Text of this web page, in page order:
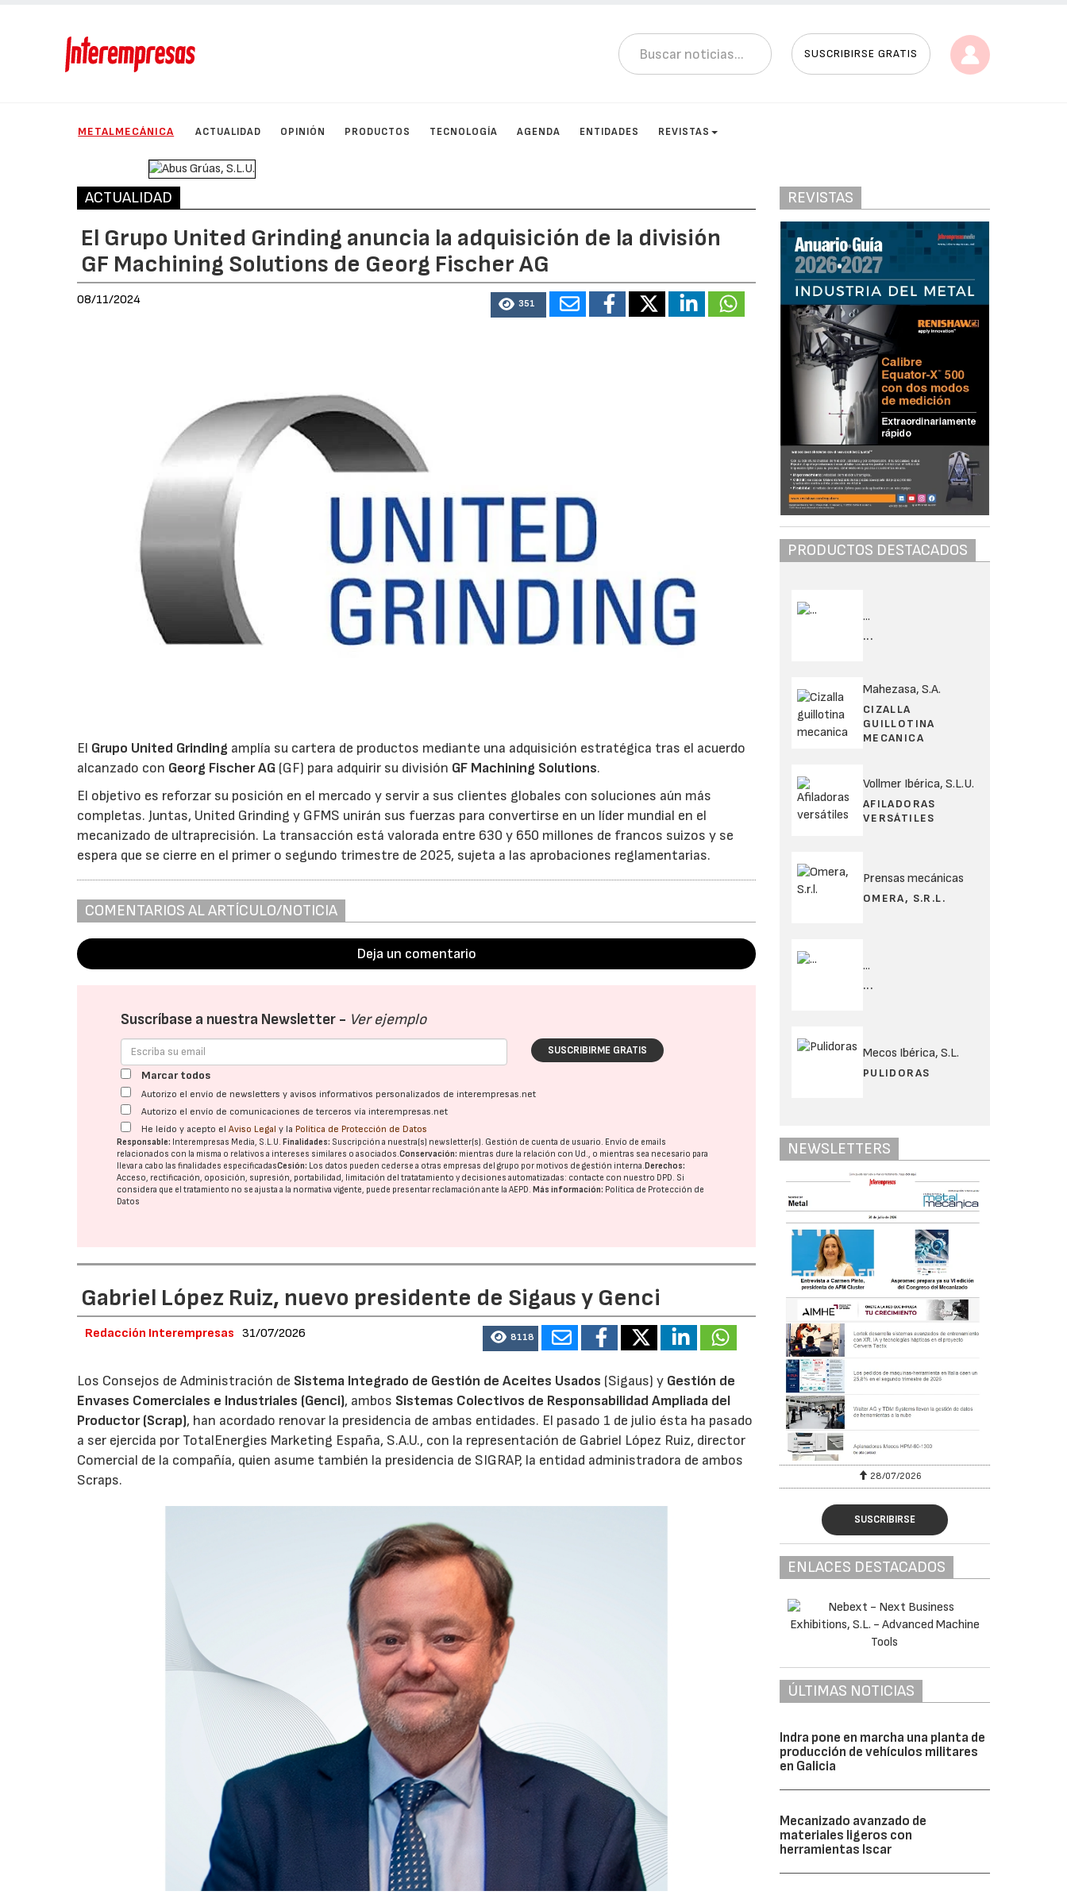
SUSCRIBIRSE GRATIS
METALMECÁNICA ACTUALIDAD OPINIÓN PRODUCTOS TECNOLOGÍA AGENDA ENTIDADES REVISTAS
ACTUALIDAD
El Grupo United Grinding anuncia la adquisición de la división
GF Machining Solutions de Georg Fischer AG
08/11/2024 351
El Grupo United Grinding amplía su cartera de productos mediante una adquisición estratégica tras el acuerdo
alcanzado con Georg Fischer AG (GF) para adquirir su división GF Machining Solutions.
El objetivo es reforzar su posición en el mercado y servir a sus clientes globales con soluciones aún más
completas. Juntas, United Grinding y GFMS unirán sus fuerzas para convertirse en un líder mundial en el
mecanizado de ultraprecisión. La transacción está valorada entre 630 y 650 millones de francos suizos y se
espera que se cierre en el primer o segundo trimestre de 2025, sujeta a las aprobaciones reglamentarias.
COMENTARIOS AL ARTÍCULO/NOTICIA
Deja un comentario
Suscríbase a nuestra Newsletter - Ver ejemplo
SUSCRIBIRME GRATIS
Marcar todos
Autorizo el envío de newsletters y avisos informativos personalizados de interempresas.net
Autorizo el envío de comunicaciones de terceros vía interempresas.net
He leído y acepto elAviso Legal y la Política de Protección de Datos
Responsable: Interempresas Media, S.L.U.Finalidades: Suscripción a nuestra(s) newsletter(s). Gestión de cuenta de usuario. Envío de emails
relacionados con la misma o relativos a intereses similares o asociados.Conservación: mientras dure la relación con Ud., o mientras sea necesario para
llevar a cabo las finalidades especificadasCesión: Los datos pueden cederse a otras empresas del grupo por motivos de gestión interna.Derechos:
Acceso, rectificación, oposición, supresión, portabilidad, limitación del tratatamiento y decisiones automatizadas: contacte con nuestro DPD. Si
considera que el tratamiento no se ajusta a la normativa vigente, puede presentar reclamación ante laAEPD.Más información: Política de Protección de
Datos
Gabriel López Ruiz, nuevo presidente de Sigaus y Genci
Redacción Interempresas 31/07/2026 8118
Los Consejos de Administración de Sistema Integrado de Gestión de Aceites Usados (Sigaus) y Gestión de
Envases Comerciales e Industriales (Genci), ambos Sistemas Colectivos de Responsabilidad Ampliada del
Productor (Scrap), han acordado renovar la presidencia de ambas entidades. El pasado 1 de julio ésta ha pasado
a ser ejercida por TotalEnergies Marketing España, S.A.U., con la representación de Gabriel López Ruiz, director
Comercial de la compañía, quien asume también la presidencia de SIGRAP, la entidad administradora de ambos
Scraps.
REVISTAS
PRODUCTOS DESTACADOS
...
...
Mahezasa, S.A.
CIZALLA
GUILLOTINA
MECANICA
Vollmer Ibérica, S.L.U.
AFILADORAS
VERSÁTILES
Prensas mecánicas
OMERA, S.R.L.
...
...
Mecos Ibérica, S.L.
PULIDORAS
NEWSLETTERS
28/07/2026
SUSCRIBIRSE
ENLACES DESTACADOS
ÚLTIMAS NOTICIAS
Indra pone en marcha una planta de
producción de vehículos militares
en Galicia
Mecanizado avanzado de
materiales ligeros con
herramientas Iscar